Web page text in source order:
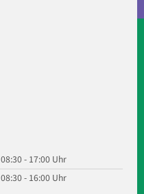
08:30 - 17:00 Uhr
08:30 - 16:00 Uhr